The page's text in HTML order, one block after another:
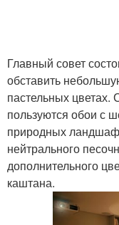
Главный совет
обставить
пастельных
пользуются обои с
природных
нейтрального
дополнительного
каштана.